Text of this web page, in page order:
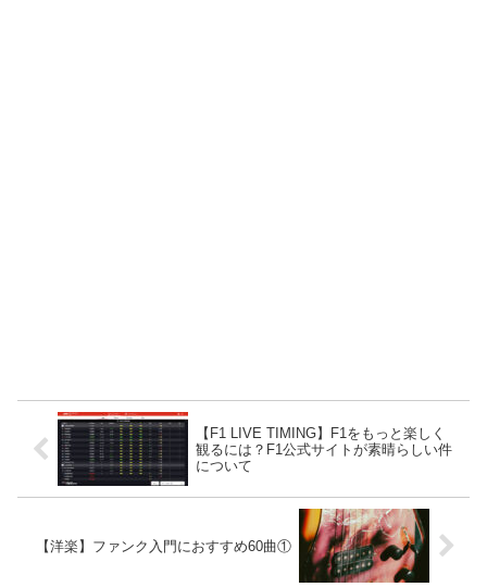
【F1 LIVE TIMING】F1をもっと楽しく
観るには？F1公式サイトが素晴らしい件
について
【洋楽】ファンク入門におすすめ60曲①